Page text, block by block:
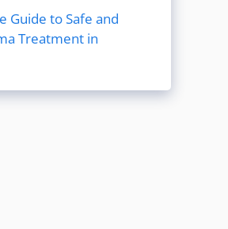
Guide to Safe and
Treatment in